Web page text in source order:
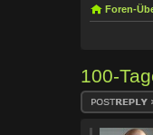
Foren-
100-
Antwort erstellen